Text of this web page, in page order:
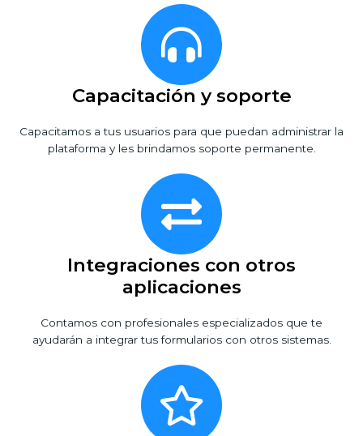
Capacitación y soporte
Capacitamos a tus usuarios para que puedan administrar la
plataforma y les brindamos soporte permanente.
Integraciones con otros
aplicaciones
Contamos con profesionales especializados que te
ayudarán a integrar tus formularios con otros sistemas.